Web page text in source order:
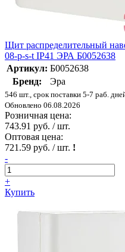
Щит распределительный
08-p-s-t IP41 ЭРА Б0052638
Артикул: Б0052638
Бренд:
Эра
546 шт., срок поставки 5-7 раб.
Обновлено 06.08.2026
Розничная цена:
743.91 руб. / шт.
Оптовая цена:
721.59 руб. / шт. !
-
+
Купить